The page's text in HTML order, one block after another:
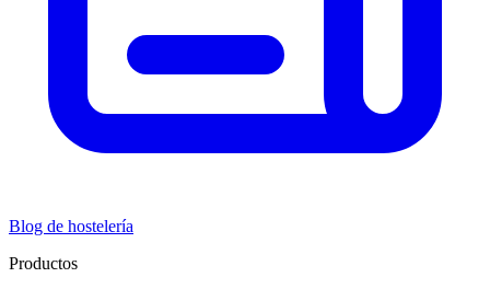
Blog de hostelería
Productos